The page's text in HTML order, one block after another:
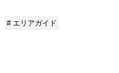
# エリアガイド